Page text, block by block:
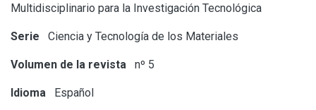
Multidisciplinario para la Investigación Tecnológica
Serie Ciencia y Tecnología de los Materiales
Volumen de la revista nº 5
Idioma Español